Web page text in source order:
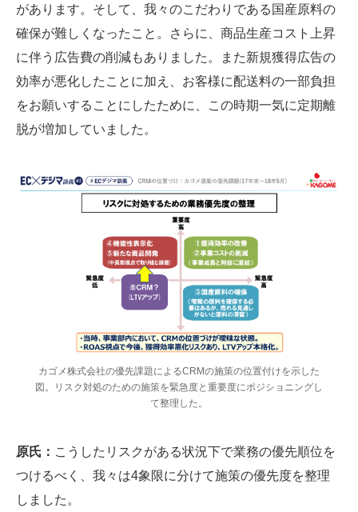
があります。そして、我々のこだわりである国産原料の
確保が難しくなったこと。さらに、商品生産コスト上昇
に伴う広告費の削減もありました。また新規獲得広告の
効率が悪化したことに加え、お客様に配送料の一部負担
をお願いすることにしたために、この時期一気に定期離
脱が増加していました。
カゴメ株式会社の優先課題によるCRMの施策の位置付けを示した
図。リスク対処のための施策を緊急度と重要度にポジショニングし
て整理した。
原氏： こうしたリスクがある状況下で業務の優先順位を
つけるべく、我々は4象限に分けて施策の優先度を整理
しました。